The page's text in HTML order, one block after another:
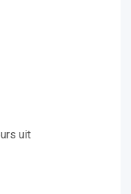
uit